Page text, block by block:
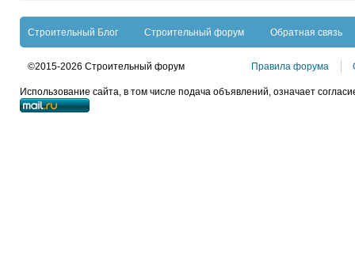
Строительный Блог Строительный форум Обратная связь
©2015-2026 Строительный форум Правила форума
Использование сайта, в том числе подача объявлений, означает